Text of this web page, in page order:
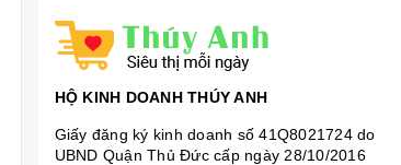
HỘ KINH DOANH THÚY ANH
Giấy đăng ký kinh doanh số 41Q8021724 do
UBND Quận Thủ Đức cấp ngày 28/10/2016